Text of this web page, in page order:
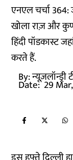
एनएल चर्चा
खोला राज़ और
हिंदी पॉडकास्ट
करते हैं.
By:न्यूज़लॉन्ड्री
Date: 29